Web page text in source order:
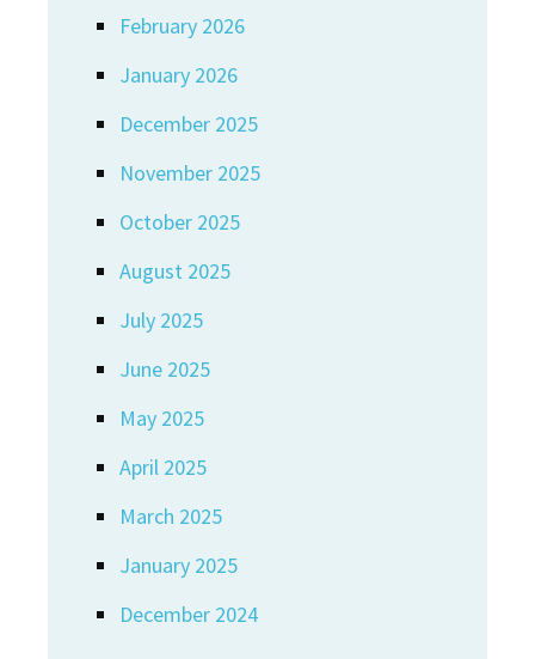
February 2026
January 2026
December 2025
November 2025
October 2025
August 2025
July 2025
June 2025
May 2025
April 2025
March 2025
January 2025
December 2024